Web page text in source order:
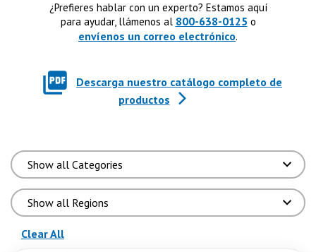
¿Prefieres hablar con un experto? Estamos aquí
para ayudar, llámenos al 800-638-0125 o
envíenos un correo electrónico.
Descarga nuestro catálogo completo de
productos
Clear All(vuelve a cargar la página)